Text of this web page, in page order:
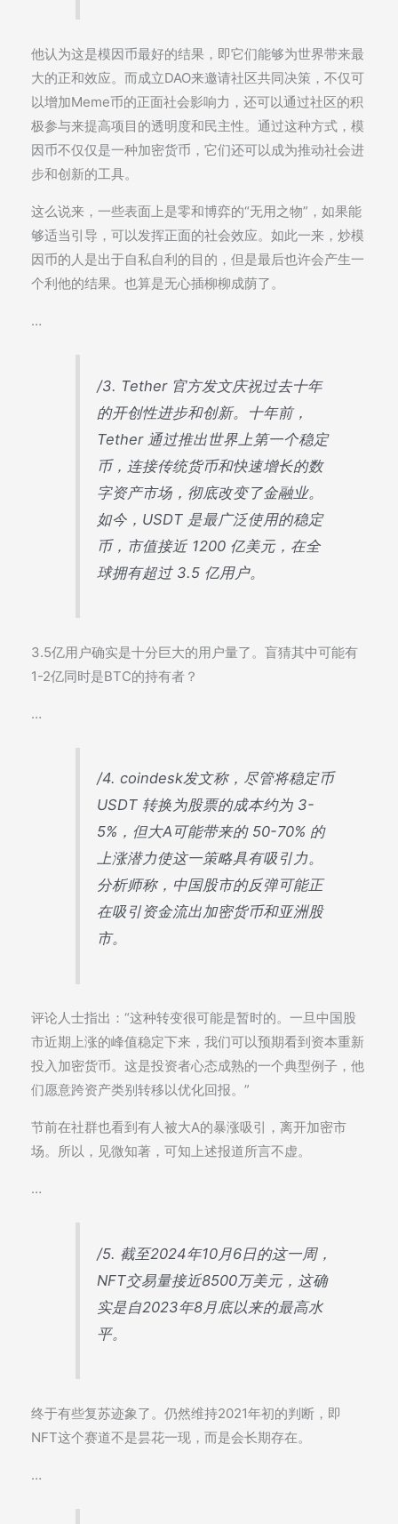
他认为这是模因币最好的结果，即它们能够为世界带来最
大的正和效应。而成立DAO来邀请社区共同决策，不仅可
以增加Meme币的正面社会影响力，还可以通过社区的积
极参与来提高项目的透明度和民主性。通过这种方式，模
因币不仅仅是一种加密货币，它们还可以成为推动社会进
步和创新的工具。
这么说来，一些表面上是零和博弈的“无用之物”，如果能
够适当引导，可以发挥正面的社会效应。如此一来，炒模
因币的人是出于自私自利的目的，但是最后也许会产生一
个利他的结果。也算是无心插柳柳成荫了。
…
/3. Tether 官方发文庆祝过去十年
的开创性进步和创新。十年前，
Tether 通过推出世界上第一个稳定
币，连接传统货币和快速增长的数
字资产市场，彻底改变了金融业。
如今，USDT 是最广泛使用的稳定
币，市值接近 1200 亿美元，在全
球拥有超过 3.5 亿用户。
3.5亿用户确实是十分巨大的用户量了。盲猜其中可能有
1-2亿同时是BTC的持有者？
…
/4. coindesk发文称，尽管将稳定币
USDT 转换为股票的成本约为 3-
5%，但大A可能带来的 50-70% 的
上涨潜力使这一策略具有吸引力。
分析师称，中国股市的反弹可能正
在吸引资金流出加密货币和亚洲股
市。
评论人士指出：“这种转变很可能是暂时的。一旦中国股
市近期上涨的峰值稳定下来，我们可以预期看到资本重新
投入加密货币。这是投资者心态成熟的一个典型例子，他
们愿意跨资产类别转移以优化回报。”
节前在社群也看到有人被大A的暴涨吸引，离开加密市
场。所以，见微知著，可知上述报道所言不虚。
…
/5. 截至2024年10月6日的这一周，
NFT交易量接近8500万美元，这确
实是自2023年8月底以来的最高水
平。
终于有些复苏迹象了。仍然维持2021年初的判断，即
NFT这个赛道不是昙花一现，而是会长期存在。
…